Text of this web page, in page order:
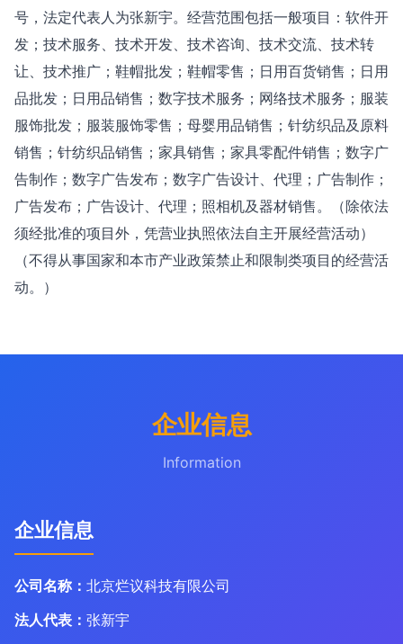
号，法定代表人为张新宇。经营范围包括一般项目：软件开
发；技术服务、技术开发、技术咨询、技术交流、技术转
让、技术推广；鞋帽批发；鞋帽零售；日用百货销售；日用
品批发；日用品销售；数字技术服务；网络技术服务；服装
服饰批发；服装服饰零售；母婴用品销售；针纺织品及原料
销售；针纺织品销售；家具销售；家具零配件销售；数字广
告制作；数字广告发布；数字广告设计、代理；广告制作；
广告发布；广告设计、代理；照相机及器材销售。（除依法
须经批准的项目外，凭营业执照依法自主开展经营活动）
（不得从事国家和本市产业政策禁止和限制类项目的经营活
动。）
企业信息
Information
企业信息
公司名称： 北京烂议科技有限公司
法人代表： 张新宇